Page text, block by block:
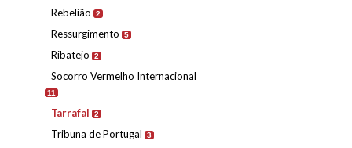
Rebelião 2
Ressurgimento 5
Ribatejo 2
Socorro Vermelho Internacional
11
Tarrafal 2
Tribuna de Portugal 3